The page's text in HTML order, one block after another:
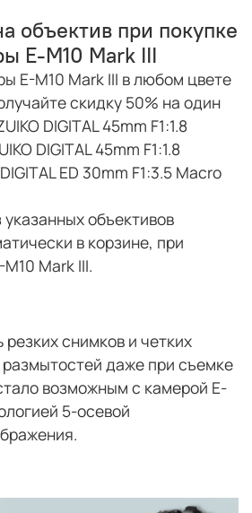
объектив при покупке
E-M10 Mark III
E-M10 Mark III в любом цвете
скидку 50% на один
DIGITAL 45mm F1:1.8
DIGITAL 45mm F1:1.8
ED 30mm F1:3.5 Macro
объективов
в корзине, при
Mark III.
снимков и четких
даже при съемке
возможным с камерой E-
5-осевой